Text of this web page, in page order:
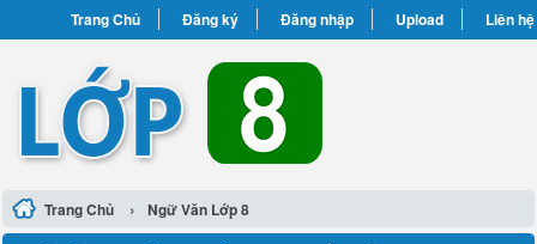
Trang Chủ Đăng ký Đăng nhập Upload Liên hệ
Trang Chủ › Ngữ Văn Lớp 8